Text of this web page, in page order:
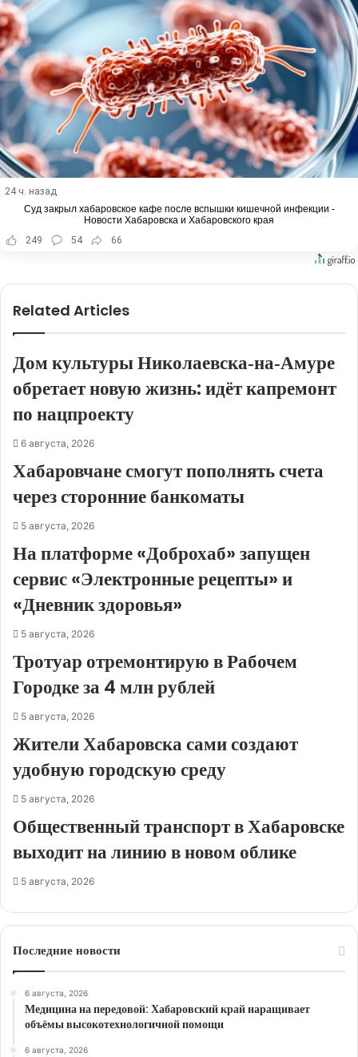
24 ч. назад
Суд закрыл хабаровское кафе после вспышки кишечной инфекции -
Новости Хабаровска и Хабаровского края
249
54 66
Related Articles
Дом культуры Николаевска‑на‑Амуре
обретает новую жизнь: идёт капремонт
по нацпроекту
6 августа, 2026
Хабаровчане смогут пополнять счета
через сторонние банкоматы
5 августа, 2026
На платформе «Доброхаб» запущен
сервис «Электронные рецепты» и
«Дневник здоровья»
5 августа, 2026
Тротуар отремонтирую в Рабочем
Городке за 4 млн рублей
5 августа, 2026
Жители Хабаровска сами создают
удобную городскую среду
5 августа, 2026
Общественный транспорт в Хабаровске
выходит на линию в новом облике
5 августа, 2026
Последние новости
6 августа, 2026
Медицина на передовой: Хабаровский край наращивает
объёмы высокотехнологичной помощи
6 августа, 2026